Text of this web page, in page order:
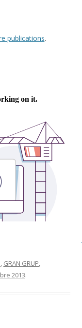
publications.
, GRAN GRUP,
2013.